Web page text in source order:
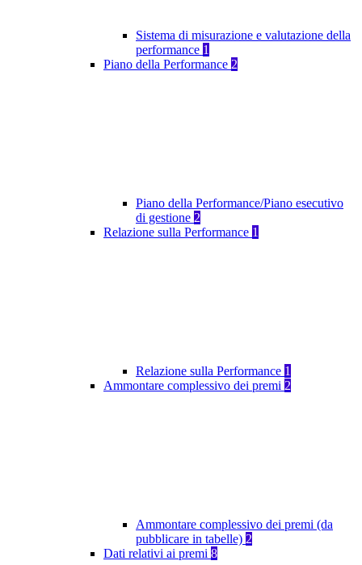
Sistema di misurazione e valutazione della
performance 1
Piano della Performance 2
Piano della Performance/Piano esecutivo
di gestione 2
Relazione sulla Performance 1
Relazione sulla Performance 1
Ammontare complessivo dei premi 2
Ammontare complessivo dei premi (da
pubblicare in tabelle) 2
Dati relativi ai premi 8